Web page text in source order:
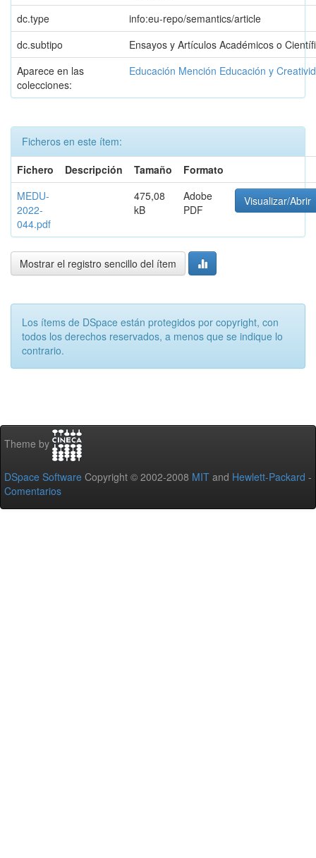
dc.type
info:eu-repo/semantics/article
dc.subtipo
Ensayos y Artículos Académicos o
Aparece en las
colecciones:
Educación Mención Educación y
Ficheros en este ítem:
Fichero
Descripción Tamaño
Formato
MEDU-
2022-
044.pdf
475,08
kB
Adobe
PDF
Visualizar/Abrir
Mostrar el registro sencillo del ítem
Los ítems de DSpace están protegidos por copyright, con
todos los derechos reservados, a menos que se indique lo
contrario.
Theme by
DSpace Software Copyright © 2002-2008 MIT and Hewlett-Packard -
Comentarios